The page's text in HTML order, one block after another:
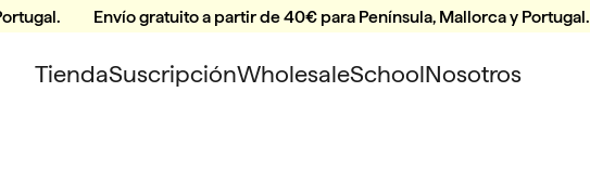
Envío gratuito a partir de 40€ para Península, Mallorca y Portugal.
TiendaSuscripciónWholesaleSchoolNosotros